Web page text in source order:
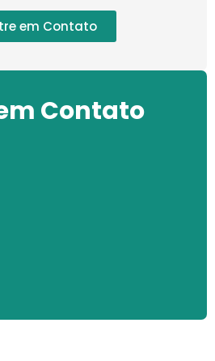
em Contato
Contato